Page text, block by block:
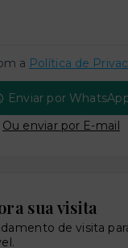
a Política de
Enviar por
Ou enviar por E-mail
sua visita
de visita